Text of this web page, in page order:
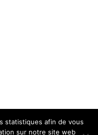
statistiques afin de vous
sur notre site web